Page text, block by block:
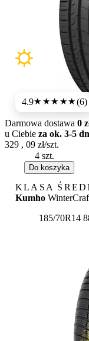
4.9★★★★★(6)
Dostępność:
Darmowa dostawa 0
u Ciebie za ok. 3-5
329 , 09 zł/szt.
Do koszyka
KLASA
Kumho
185/70R14